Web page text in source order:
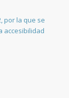
por la que se
accesibilidad